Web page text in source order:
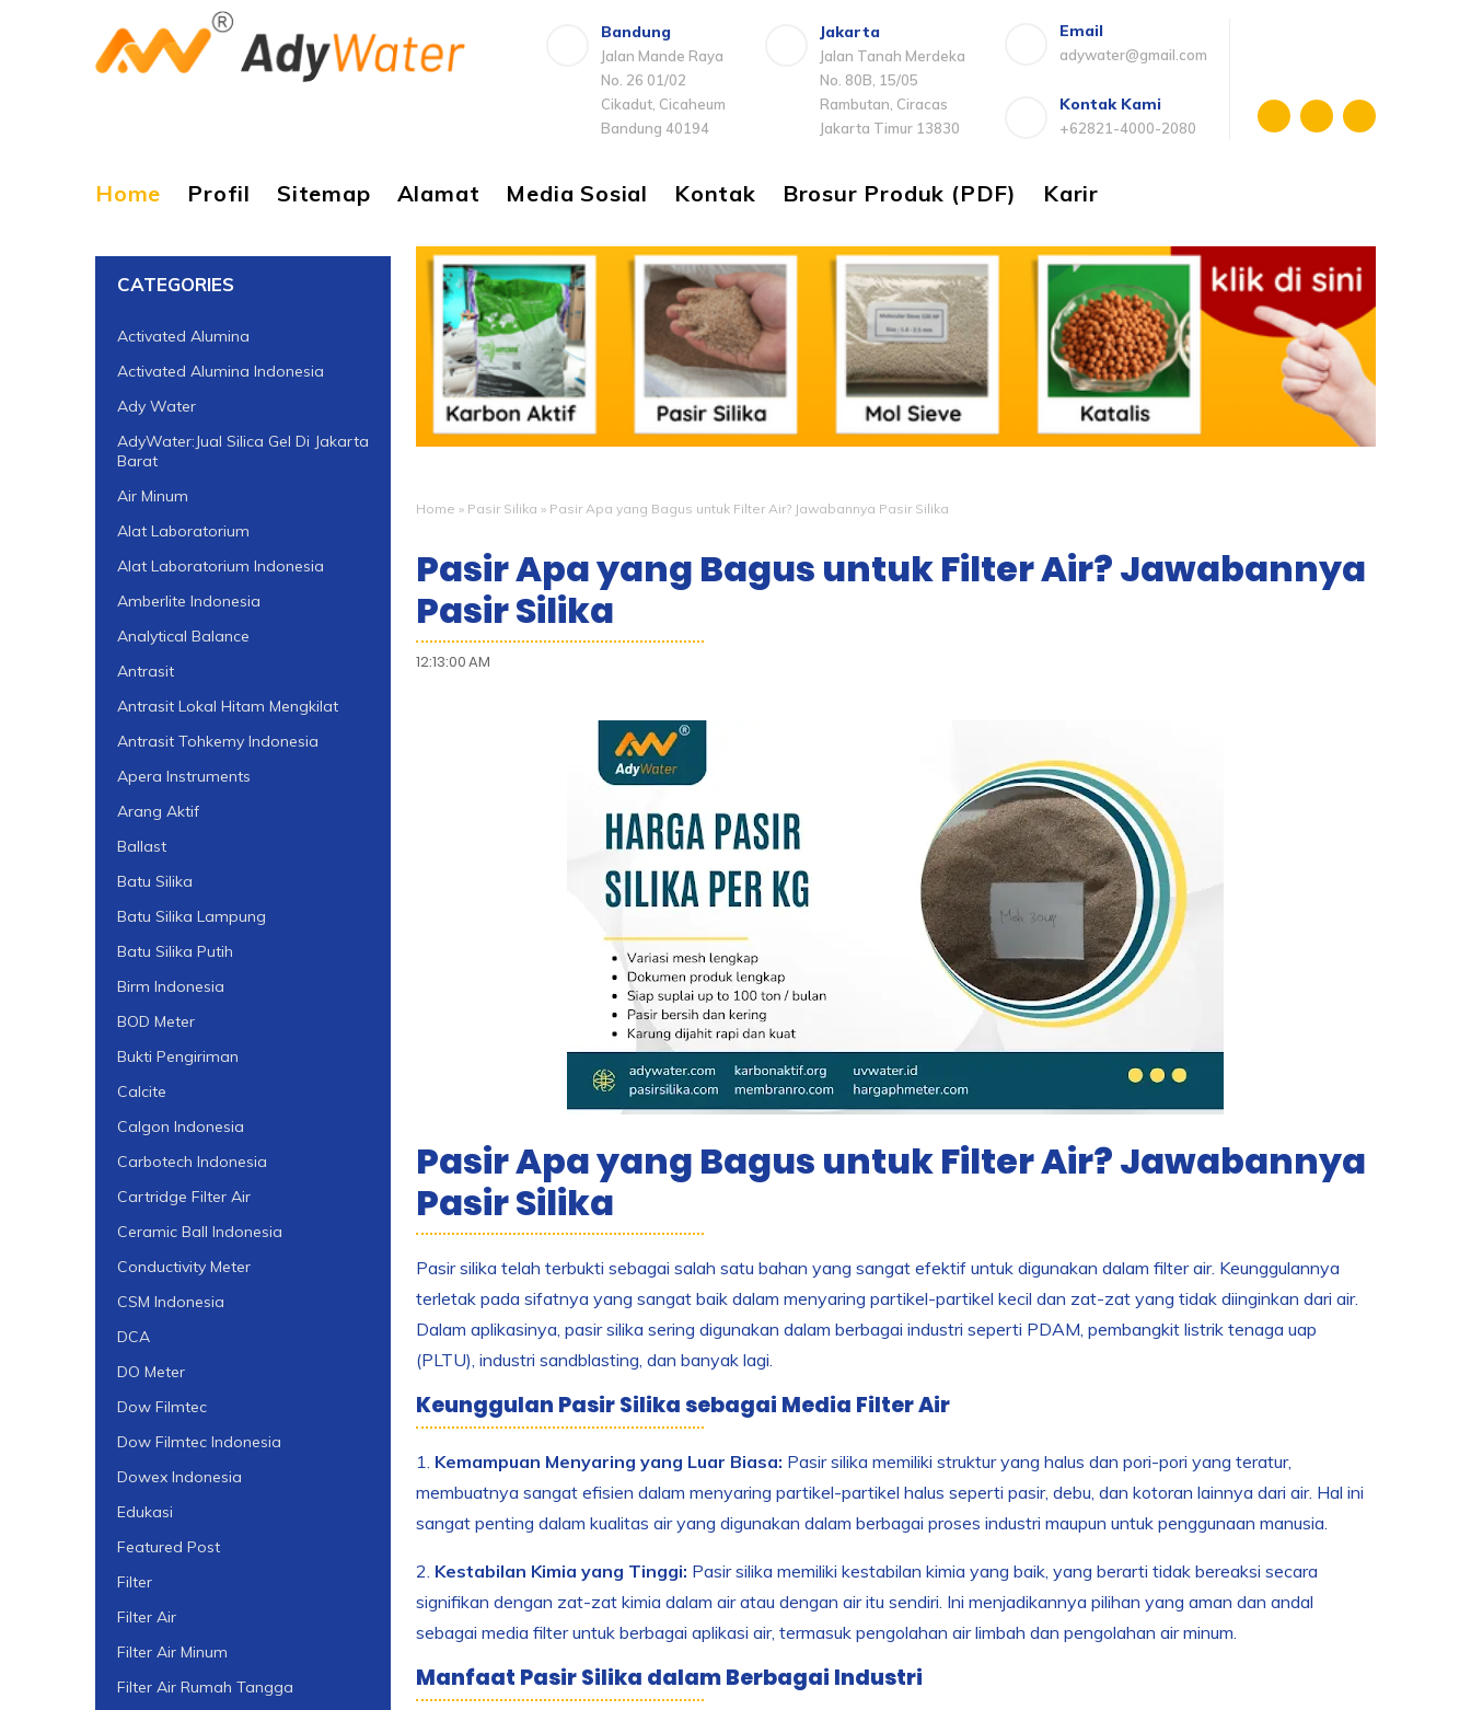
Bandung
Jalan Mande Raya
No. 26 01/02
Cikadut, Cicaheum
Bandung 40194
Jakarta
Jalan Tanah Merdeka
No. 80B, 15/05
Rambutan, Ciracas
Jakarta Timur 13830
Email
adywater@gmail.com
Kontak Kami
+62821-4000-2080
Home Profil Sitemap Alamat Media Sosial Kontak Brosur Produk (PDF) Karir
Home » Pasir Silika » Pasir Apa yang Bagus untuk Filter Air? Jawabannya Pasir Silika
Pasir Apa yang Bagus untuk Filter Air? Jawabannya
Pasir Silika
12:13:00 AM
Pasir Apa yang Bagus untuk Filter Air? Jawabannya
Pasir Silika
Pasir silika telah terbukti sebagai salah satu bahan yang sangat efektif untuk digunakan dalam filter air. Keunggulannya
terletak pada sifatnya yang sangat baik dalam menyaring partikel-partikel kecil dan zat-zat yang tidak diinginkan dari air.
Dalam aplikasinya, pasir silika sering digunakan dalam berbagai industri seperti PDAM, pembangkit listrik tenaga uap
(PLTU), industri sandblasting, dan banyak lagi.
Keunggulan Pasir Silika sebagai Media Filter Air
1. Kemampuan Menyaring yang Luar Biasa: Pasir silika memiliki struktur yang halus dan pori-pori yang teratur,
membuatnya sangat efisien dalam menyaring partikel-partikel halus seperti pasir, debu, dan kotoran lainnya dari air. Hal ini
sangat penting dalam kualitas air yang digunakan dalam berbagai proses industri maupun untuk penggunaan manusia.
2. Kestabilan Kimia yang Tinggi: Pasir silika memiliki kestabilan kimia yang baik, yang berarti tidak bereaksi secara
signifikan dengan zat-zat kimia dalam air atau dengan air itu sendiri. Ini menjadikannya pilihan yang aman dan andal
sebagai media filter untuk berbagai aplikasi air, termasuk pengolahan air limbah dan pengolahan air minum.
Manfaat Pasir Silika dalam Berbagai Industri
CATEGORIES
Activated Alumina
Activated Alumina Indonesia
Ady Water
AdyWater:Jual Silica Gel Di Jakarta
Barat
Air Minum
Alat Laboratorium
Alat Laboratorium Indonesia
Amberlite Indonesia
Analytical Balance
Antrasit
Antrasit Lokal Hitam Mengkilat
Antrasit Tohkemy Indonesia
Apera Instruments
Arang Aktif
Ballast
Batu Silika
Batu Silika Lampung
Batu Silika Putih
Birm Indonesia
BOD Meter
Bukti Pengiriman
Calcite
Calgon Indonesia
Carbotech Indonesia
Cartridge Filter Air
Ceramic Ball Indonesia
Conductivity Meter
CSM Indonesia
DCA
DO Meter
Dow Filmtec
Dow Filmtec Indonesia
Dowex Indonesia
Edukasi
Featured Post
Filter
Filter Air
Filter Air Minum
Filter Air Rumah Tangga